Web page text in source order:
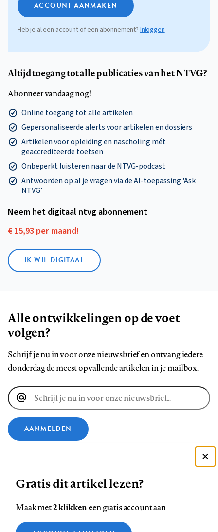
ACCOUNT AANMAKEN
Heb je al een account of een abonnement?Inloggen
Altijd toegang tot alle publicaties van het NTVG?
Abonneer vandaag nog!
Online toegang tot alle artikelen
Gepersonaliseerde alerts voor artikelen en dossiers
Artikelen voor opleiding en nascholing mét
geaccrediteerde toetsen
Onbeperkt luisteren naar de NTVG-podcast
Antwoorden op al je vragen via de AI-toepassing 'Ask
NTVG'
Neem het digitaal ntvg abonnement
€ 15,93 per maand!
IK WIL DIGITAAL
Alle ontwikkelingen op de voet
volgen?
Schrijf je nu in voor onze nieuwsbrief en ontvang iedere
donderdag de meest opvallende artikelen in je mailbox.
E-
mailadres
AANMELDEN
ons
op
ons
op
ons
op
ons
op
ons
op
ons
Contact Colofon Disclaimer Privacy
Gratis dit artikel lezen?
Maak met2 klikkeneen gratis account aan
Zie onze cookie policy